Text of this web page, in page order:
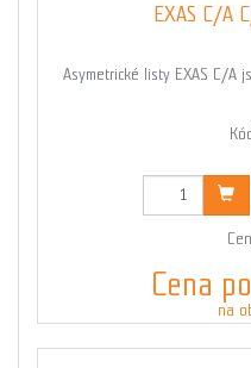
EXAS C/A
Asymetrické listy EXAS C/A
Cena
na